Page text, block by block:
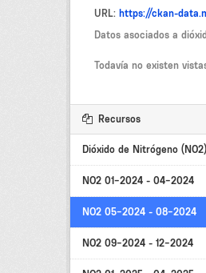
URL: https://ckan-
Datos asociados a
Todavía no existen
Recursos
Dióxido de Nitrógeno (NO2)
NO2 01-2024 - 04-2024
NO2 05-2024 - 08-2024
NO2 09-2024 - 12-2024